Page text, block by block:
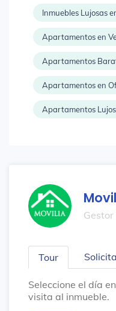
Inmuebles Lujosas
Apartamentos en
Apartamentos
Apartamentos en
Apartamentos
Tour
Seleccione el día
visita al inmueble.